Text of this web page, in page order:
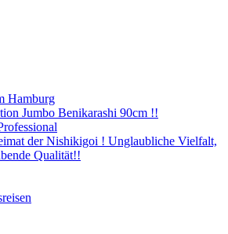
Hamburg
Jumbo Benikarashi 90cm !!
der Nishikigoi ! Unglaubliche Vielfalt,
Qualität!!